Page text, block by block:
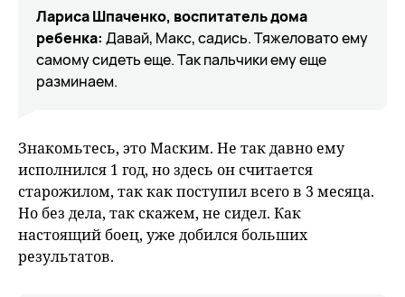
Лариса Шпаченко, воспитатель дома
ребенка: Давай, Макс, садись. Тяжеловато ему
самому сидеть еще. Так пальчики ему еще
разминаем.
Знакомьтесь, это Маским. Не так давно ему
исполнился 1 год, но здесь он считается
старожилом, так как поступил всего в 3 месяца.
Но без дела, так скажем, не сидел. Как
настоящий боец, уже добился больших
результатов.